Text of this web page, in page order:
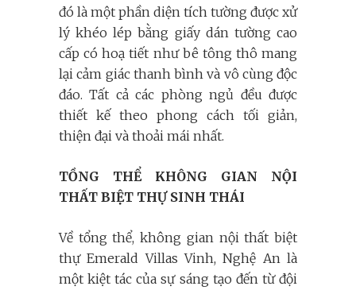
đó là một phần diện tích tường được xử
lý khéo lép bằng giấy dán tường cao
cấp có hoạ tiết như bê tông thô mang
lại cảm giác thanh bình và vô cùng độc
đáo. Tất cả các phòng ngủ đều được
thiết kế theo phong cách tối giản,
thiện đại và thoải mái nhất.
TỒNG THỂ KHÔNG GIAN NỘI
THẤT BIỆT THỰ SINH THÁI
Về tổng thể, không gian nội thất biệt
thự Emerald Villas Vinh, Nghệ An là
một kiệt tác của sự sáng tạo đến từ đội